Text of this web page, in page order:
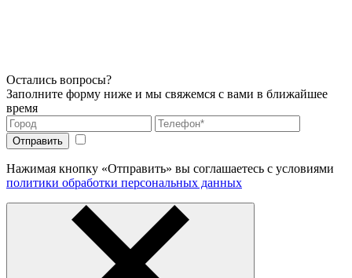
Остались вопросы?
Заполните форму ниже и мы свяжемся с вами в ближайшее
время
Нажимая кнопку «Отправить» вы соглашаетесь с условиями
политики обработки персональных данных